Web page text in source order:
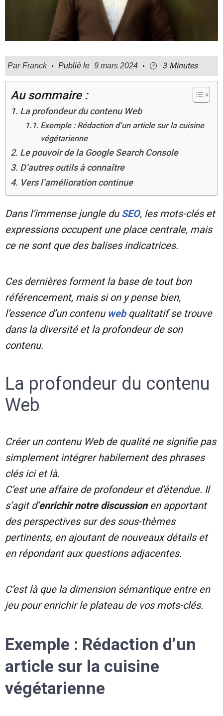
Par Franck Publié le 9 mars 2024 3 Minutes
Au sommaire :
La profondeur du contenu Web
Exemple : Rédaction d’un article sur la cuisine
végétarienne
Le pouvoir de la Google Search Console
D’autres outils à connaître
Vers l’amélioration continue
Dans l’immense jungle duSEO, les mots-clés et
expressions occupent une place centrale, mais
ce ne sont que des balises indicatrices.
Ces dernières forment la base de tout bon
référencement, mais si on y pense bien,
l’essence d’un contenu webqualitatif se trouve
dans la diversité et la profondeur de son
contenu.
La profondeur du contenu
Web
Créer un contenu Web de qualité ne signifie pas
simplement intégrer habilement des phrases
clés ici et là.
C’est une affaire de profondeur et d’étendue. Il
s’agit d’enrichir notre discussionen apportant
des perspectives sur des sous-thèmes
pertinents, en ajoutant de nouveaux détails et
en répondant aux questions adjacentes.
C’est là que la dimension sémantique entre en
jeu pour enrichir le plateau de vos mots-clés.
Exemple : Rédaction d’un
article sur la cuisine
végétarienne